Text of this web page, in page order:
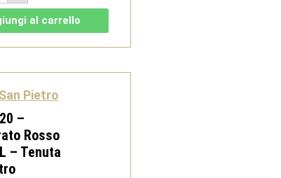
al carrello
Pietro
–
Rosso
– Tenuta